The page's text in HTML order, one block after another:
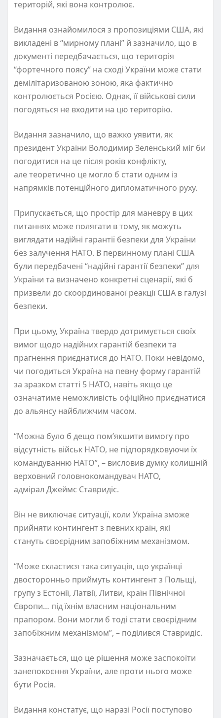
територій, які вона контролює.
Видання ознайомилося з пропозиціями США, які
викладені в “мирному плані” й зазначило, що в
документі передбачається, що територія
“фортечного поясу” на сході України може стати
демілітаризованою зоною, яка фактично
контролюється Росією. Однак, її військові сили
погодяться не входити на цю територію.
Видання зазначило, що важко уявити, як
президент України Володимир Зеленський міг би
погодитися на це після років конфлікту,
але теоретично це могло б стати одним із
напрямків потенційного дипломатичного руху.
Припускається, що простір для маневру в цих
питаннях може полягати в тому, як можуть
виглядати надійні гарантії безпеки для України
без залучення НАТО. В первинному плані США
були передбачені “надійні гарантії безпеки” для
України та визначено конкретні сценарії, які б
призвели до скоординованої реакції США в галузі
безпеки.
При цьому, Україна твердо дотримується своїх
вимог щодо надійних гарантій безпеки та
прагнення приєднатися до НАТО. Поки невідомо,
чи погодиться Україна на певну форму гарантій
за зразком статті 5 НАТО, навіть якщо це
означатиме неможливість офіційно приєднатися
до альянсу найближчим часом.
“Можна було б дещо пом’якшити вимогу про
відсутність військ НАТО, не підпорядковуючи їх
командуванню НАТО”, – висловив думку колишній
верховний головнокомандувач НАТО,
адмірал Джеймс Ставридіс.
Він не виключає ситуації, коли Україна зможе
прийняти контингент з певних країн, які
стануть своєрідним запобіжним механізмом.
“Може скластися така ситуація, що українці
двосторонньо приймуть контингент з Польщі,
групу з Естонії, Латвії, Литви, країн Північної
Європи… під їхнім власним національним
прапором. Вони могли б тоді стати своєрідним
запобіжним механізмом”, – поділився Ставридіс.
Зазначається, що це рішення може заспокоїти
занепокоєння України, але проти нього може
бути Росія.
Видання констатує, що наразі Росії поступово